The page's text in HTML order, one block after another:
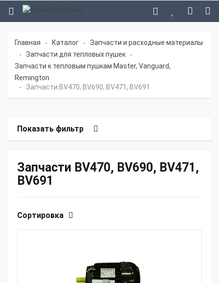
Главная - Каталог - Запчасти и расходные материалы
- Запчасти для тепловых пушек -
Запчасти к тепловым пушкам Master, Vanguard,
Remington
- Запчасти BV470, BV690, BV471, BV691
Показать фильтр
Запчасти BV470, BV690, BV471,
BV691
Сортировка